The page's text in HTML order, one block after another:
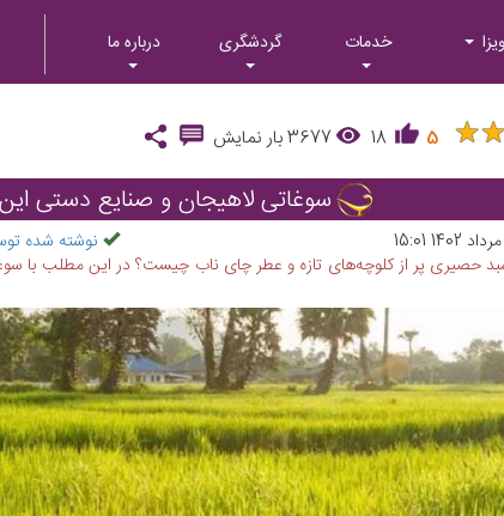
ویزا خدمات گردشگری درباره ما
★★
★★
5
18
3677بار نمایش
سوغاتی لاهیجان و صنایع دستی
نوشته شده
حصیری پر از کلوچه‌های تازه و عطر چای ناب چیست؟ در این مطلب با